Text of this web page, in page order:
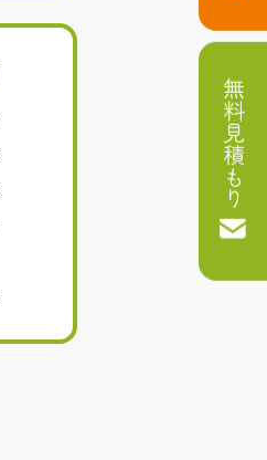
無料見積もり